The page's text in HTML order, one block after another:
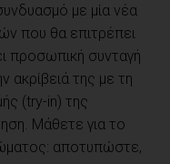
με μία νέα
που θα επιτρέπει
προσωπική συνταγή
ακρίβειά της με τη
(try-in) της
Μάθετε για το
αποτυπώστε,